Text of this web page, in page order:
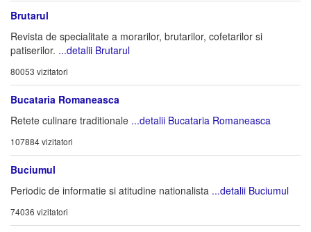
Brutarul
Revista de specialitate a morarilor, brutarilor, cofetarilor si
patiserilor. ...detalii Brutarul
80053 vizitatori
Bucataria Romaneasca
Retete culinare traditionale ...detalii Bucataria Romaneasca
107884 vizitatori
Buciumul
Periodic de informatie si atitudine nationalista ...detalii Buciumul
74036 vizitatori